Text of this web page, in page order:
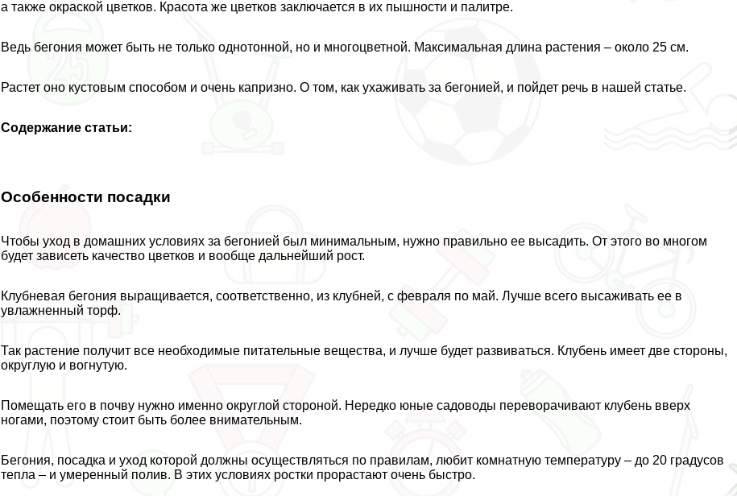
а также окраской цветков. Красота же цветков заключается в их пышности и палитре.
Ведь бегония может быть не только однотонной, но и многоцветной. Максимальная длина растения – около 25 см.
Растет оно кустовым способом и очень капризно. О том, как ухаживать за бегонией, и пойдет речь в нашей статье.
Содержание статьи:
Особенности посадки
Чтобы уход в домашних условиях за бегонией был минимальным, нужно правильно ее высадить. От этого во многом
будет зависеть качество цветков и вообще дальнейший рост.
Клубневая бегония выращивается, соответственно, из клубней, с февраля по май. Лучше всего высаживать ее в
увлажненный торф.
Так растение получит все необходимые питательные вещества, и лучше будет развиваться. Клубень имеет две стороны,
округлую и вогнутую.
Помещать его в почву нужно именно округлой стороной. Нередко юные садоводы переворачивают клубень вверх
ногами, поэтому стоит быть более внимательным.
Бегония, посадка и уход которой должны осуществляться по правилам, любит комнатную температуру – до 20 градусов
тепла – и умеренный полив. В этих условиях ростки прорастают очень быстро.